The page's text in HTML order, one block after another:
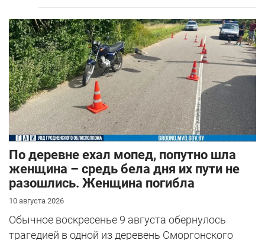
По деревне ехал мопед, попутно шла
женщина – средь бела дня их пути не
разошлись. Женщина погибла
10 августа 2026
Обычное воскресенье 9 августа обернулось
трагедией в одной из деревень Сморгонского